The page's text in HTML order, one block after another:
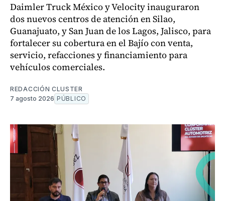
Daimler Truck México y Velocity inauguraron
dos nuevos centros de atención en Silao,
Guanajuato, y San Juan de los Lagos, Jalisco, para
fortalecer su cobertura en el Bajío con venta,
servicio, refacciones y financiamiento para
vehículos comerciales.
REDACCIÓN CLUSTER
7 agosto 2026 PÚBLICO